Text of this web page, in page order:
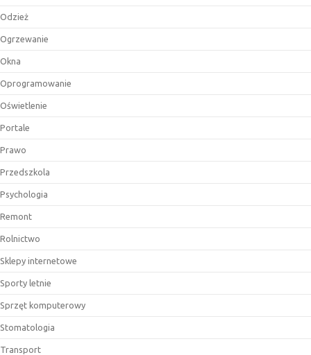
Odzież
Ogrzewanie
Okna
Oprogramowanie
Oświetlenie
Portale
Prawo
Przedszkola
Psychologia
Remont
Rolnictwo
Sklepy internetowe
Sporty letnie
Sprzęt komputerowy
Stomatologia
Transport